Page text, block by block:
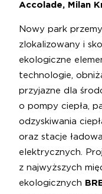
Accolade, Milan
Nowy park
zlokalizowany i
ekologiczne
technologie,
przyjazne dla
o pompy ciepła,
odzyskiwania
oraz stacje
elektrycznych.
z najwyższych
ekologicznych